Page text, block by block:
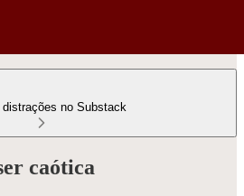
distrações no Substack
caótica